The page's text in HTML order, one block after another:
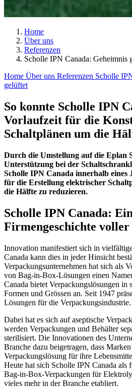
Home
Über uns
Referenzen
Scholle IPN Canada: Geheimnis
Home Über uns Referenzen Scholle
gelüftet
So konnte Scholle IPN
Vorlaufzeit für die
Schaltplänen um die
Durch die Umstellung auf die Eplan
Unterstützung bei der
Scholle IPN Canada innerhalb eines
für die Erstellung elektrischer
die Hälfte zu reduzieren.
Scholle IPN Canada:
Firmengeschichte
Innovation manifestiert sich in
Canada kann dies in jeder Hinsicht
Verpackungsunternehmen hat sich als
von Bag-in-Box-Lösungen einen
Canada bietet Verpackungslösungen in
Formen und Grössen an. Seit 1947
Lösungen für die Verpackungsindustrie.
Dabei hat es sich auf aseptische
werden Verpackungen und Behälter
sterilisiert. Die Innovationen des
Branche dazu beigetragen, dass
Verpackungslösung für ihre
Heute hat sich Scholle IPN Canada als
Bag-in-Box-Verpackungen für
vieles mehr in der Branche etabliert.